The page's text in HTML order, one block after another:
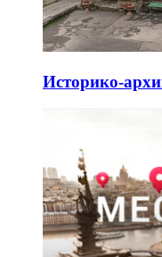
Историко-